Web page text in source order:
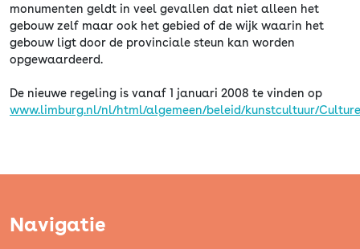
monumenten geldt in veel gevallen dat niet alleen het
gebouw zelf maar ook het gebied of de wijk waarin het
gebouw ligt door de provinciale steun kan worden
opgewaardeerd.
De nieuwe regeling is vanaf 1 januari 2008 te vinden op
www.limburg.nl/nl/html/algemeen/beleid/kunstcultuur/
Navigatie